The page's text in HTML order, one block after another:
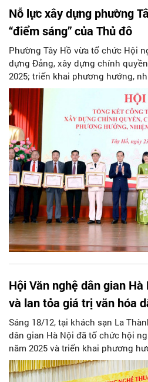
Nỗ lực xây dựng phường
“điểm sáng” của Thủ đô
Phường Tây Hồ vừa tổ chức Hội
dựng Đảng, xây dựng chính
2025; triển khai phương hướng,
2026. Hội nghị có ý nghĩa quan
Tây Hồ là đơn vị hành chính mới,
đủ mô hình chính quyền địa
Hội Văn nghệ dân gian
và lan tỏa giá trị văn hóa
Sáng 18/12, tại khách sạn La
dân gian Hà Nội đã tổ chức hội
năm 2025 và triển khai phương
Đây là dịp để Hội nhìn lại một
thời xác định những định hướng